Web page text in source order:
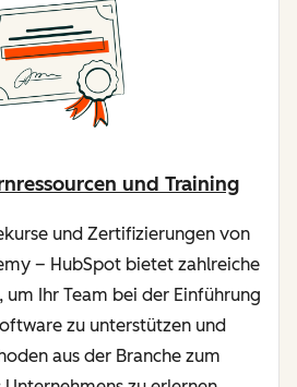
und Training
und Zertifizierungen von
– HubSpot bietet zahlreiche
Ihr Team bei der Einführung
zu unterstützen und
aus der Branche zum